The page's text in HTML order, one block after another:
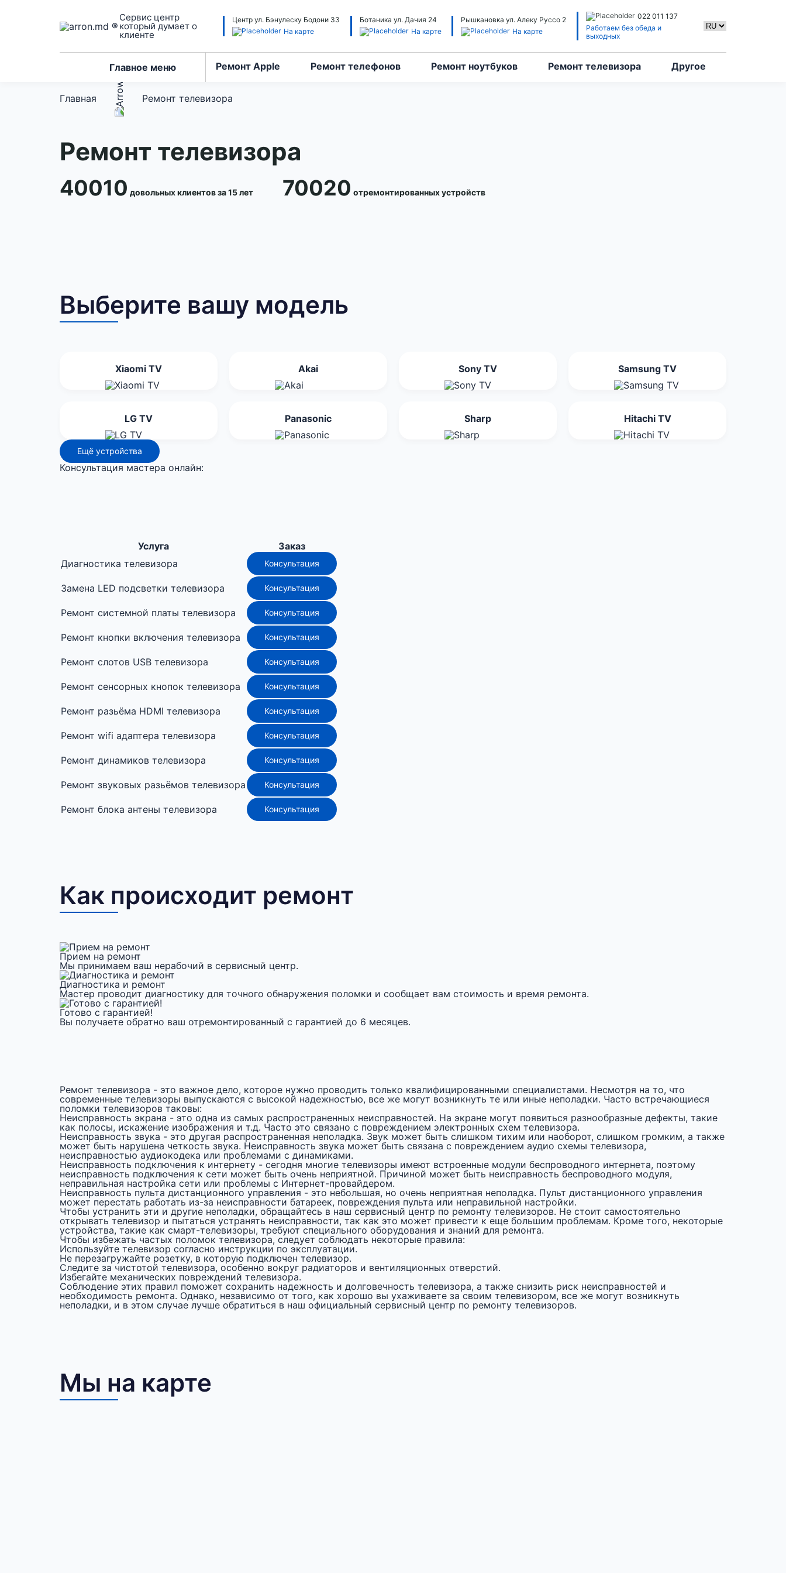
Сервис центр
который думает о
клиенте
Центр ул. Бэнулеску Бодони 33
На карте
Ботаника ул. Дачия 24
На карте
Рышкановка ул. Алеку Руссо 2
На карте
022 011 137
Работаем без обеда и
выходных
Главное меню Ремонт Apple Ремонт телефонов Ремонт ноутбуков Ремонт телевизора Другое
Главная Ремонт телевизора
Ремонт телевизора
40010 довольных клиентов за 15 лет 70020 отремонтированных устройств
Выберите вашу модель
Xiaomi TV Akai Sony TV Samsung TV
LG TV Panasonic Sharp Hitachi TV
Ещё устройства
Консультация мастера онлайн:
Услуга
Заказ
Диагностика телевизора
Консультация
Замена LED подсветки телевизора Консультация
Ремонт системной платы телевизора Консультация
Ремонт кнопки включения телевизора Консультация
Ремонт слотов USB телевизора Консультация
Ремонт сенсорных кнопок телевизора Консультация
Ремонт разьёма HDMI телевизора Консультация
Ремонт wifi адаптера телевизора Консультация
Ремонт динамиков телевизора Консультация
Ремонт звуковых разьёмов телевизора Консультация
Ремонт блока антены телевизора Консультация
Как происходит ремонт
Прием на ремонт
Мы принимаем ваш нерабочий в сервисный центр.
Диагностика и ремонт
Мастер проводит диагностику для точного обнаружения поломки и сообщает вам стоимость и время ремонта.
Готово с гарантией!
Вы получаете обратно ваш отремонтированный с гарантией до 6 месяцев.
Ремонт телевизора - это важное дело, которое нужно проводить только квалифицированными специалистами. Несмотря на то, что
современные телевизоры выпускаются с высокой надежностью, все же могут возникнуть те или иные неполадки. Часто встречающиеся
поломки телевизоров таковы:
Неисправность экрана - это одна из самых распространенных неисправностей. На экране могут появиться разнообразные дефекты, такие
как полосы, искажение изображения и т.д. Часто это связано с повреждением электронных схем телевизора.
Неисправность звука - это другая распространенная неполадка. Звук может быть слишком тихим или наоборот, слишком громким, а также
может быть нарушена четкость звука. Неисправность звука может быть связана с повреждением аудио схемы телевизора,
неисправностью аудиокодека или проблемами с динамиками.
Неисправность подключения к интернету - сегодня многие телевизоры имеют встроенные модули беспроводного интернета, поэтому
неисправность подключения к сети может быть очень неприятной. Причиной может быть неисправность беспроводного модуля,
неправильная настройка сети или проблемы с Интернет-провайдером.
Неисправность пульта дистанционного управления - это небольшая, но очень неприятная неполадка. Пульт дистанционного управления
может перестать работать из-за неисправности батареек, повреждения пульта или неправильной настройки.
Чтобы устранить эти и другие неполадки, обращайтесь в наш сервисный центр по ремонту телевизоров. Не стоит самостоятельно
открывать телевизор и пытаться устранять неисправности, так как это может привести к еще большим проблемам. Кроме того, некоторые
устройства, такие как смарт-телевизоры, требуют специального оборудования и знаний для ремонта.
Чтобы избежать частых поломок телевизора, следует соблюдать некоторые правила:
Используйте телевизор согласно инструкции по эксплуатации.
Не перезагружайте розетку, в которую подключен телевизор.
Следите за чистотой телевизора, особенно вокруг радиаторов и вентиляционных отверстий.
Избегайте механических повреждений телевизора.
Соблюдение этих правил поможет сохранить надежность и долговечность телевизора, а также снизить риск неисправностей и
необходимость ремонта. Однако, независимо от того, как хорошо вы ухаживаете за своим телевизором, все же могут возникнуть
неполадки, и в этом случае лучше обратиться в наш официальный сервисный центр по ремонту телевизоров.
Мы на карте